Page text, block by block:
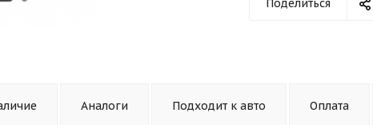
Поделиться
Аналоги Подходит к авто Оплата